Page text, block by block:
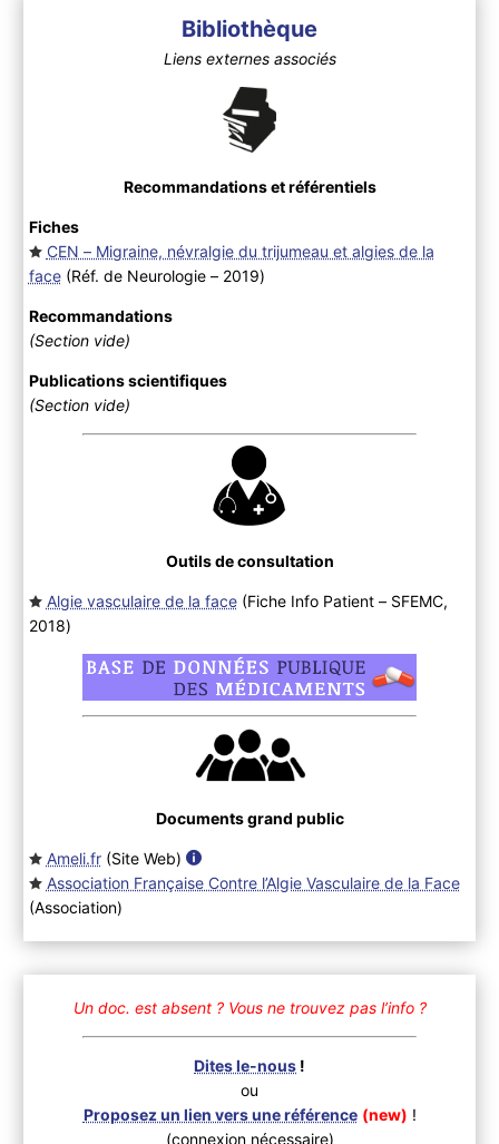
Bibliothèque
Liens externes associés
Recommandations et référentiels
Fiches
CEN – Migraine, névralgie du trijumeau et algies de la
face(Réf. de Neurologie – 2019)
Recommandations
(Section vide)
Publications scientifiques
(Section vide)
Outils de consultation
Algie vasculaire de la face(Fiche Info Patient – SFEMC,
2018)
Documents grand public
Ameli.fr(Site Web)
Association Française Contre l’Algie Vasculaire de la Face
(Association)
Un doc. est absent ? Vous ne trouvez pas l’info ?
Dites le-nous !
ou
Proposez un lien vers une référence (new) !
(connexion nécessaire)